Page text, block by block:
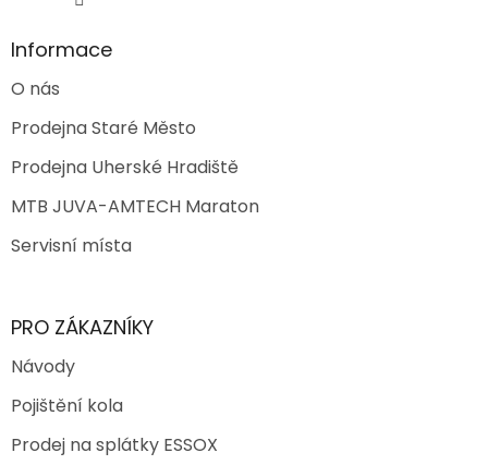
Informace
O nás
Prodejna Staré Město
Prodejna Uherské Hradiště
MTB JUVA-AMTECH Maraton
Servisní místa
PRO ZÁKAZNÍKY
Návody
Pojištění kola
Prodej na splátky ESSOX